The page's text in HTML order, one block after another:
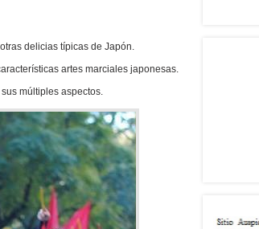
delicias típicas de Japón.
artes marciales japonesas.
múltiples aspectos.